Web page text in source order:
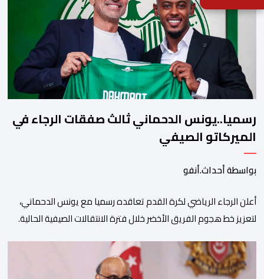
رسميا..يونس الدحماني ثالث صفقات الرجاء في
الميركاتو الصيفي
بواسطة أحداث.أنفو
أعلن الرجاء الرياضي لكرة القدم تعاقده رسميا مع يونس الدحماني،
لتعزيز خط هجوم الفريق الأخضر خلال فترة الانتقالات الصيفية الحالية. ​
حيث يعول عليه الطاقم التقني للرجاء لتقديم الإضافة المرجوة في
المسابقات المحلية والقارية المقبلة. ​وجاء هذا التعاقد بعد أداء لافت